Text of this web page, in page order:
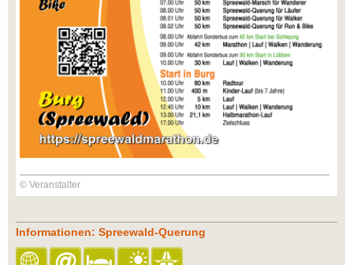
© Veranstalter
Informationen: Spreewald-Querung